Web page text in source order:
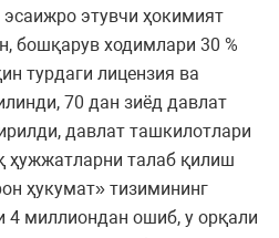
этувчи ҳокимият
бошқарув ходимлари 30 %
турдаги лицензия ва
70 дан зиёд давлат
давлат ташкилотлари
ҳужжатларни талаб қилиш
ҳукумат» тизимининг
4 миллиондан ошиб, у орқали